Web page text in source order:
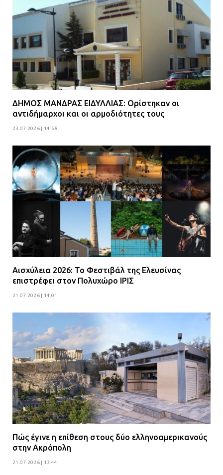
ΔΗΜΟΣ ΜΑΝΔΡΑΣ ΕΙΔΥΛΛΙΑΣ: Ορίστηκαν οι
αντιδήμαρχοι και οι αρμοδιότητες τους
23.07.2026 | 14:58
Αισχύλεια 2026: Το Φεστιβάλ της Ελευσίνας
επιστρέφει στον Πολυχώρο ΙΡΙΣ
21.07.2026 | 14:01
Πώς έγινε η επίθεση στους δύο ελληνοαμερικανούς
στην Ακρόπολη
21.07.2026 | 13:44